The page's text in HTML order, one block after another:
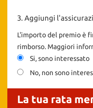
3. Aggiungi
L'importo del premio è
rimborso. Maggiori
Si, sono interessato
No, non sono
La tua rata